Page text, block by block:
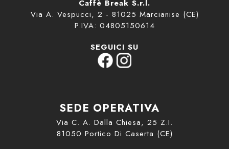
Caffè Break S.r.l.
Via A. Vespucci, 2 - 81025 Marcianise (CE)
P.IVA: 04805150614
SEGUICI SU
SEDE OPERATIVA
Via C. A. Dalla Chiesa, 25 Z.I.
81050 Portico Di Caserta (CE)